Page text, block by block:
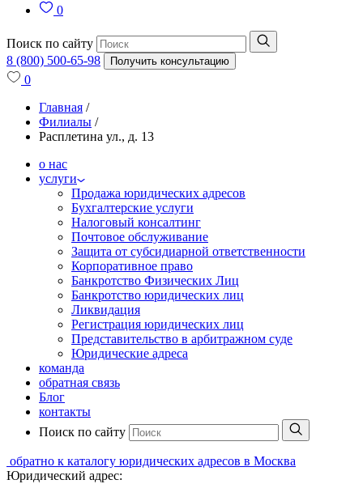
0
Поиск по сайту
8 (800) 500-65-98
Получить консультацию
0
Главная /
Филиалы /
Расплетина ул., д. 13
о нас
услуги
Продажа юридических адресов
Бухгалтерские услуги
Налоговый консалтинг
Почтовое обслуживание
Защита от субсидиарной ответственности
Корпоративное право
Банкротство Физических Лиц
Банкротство юридических лиц
Ликвидация
Регистрация юридических лиц
Представительство в арбитражном суде
Юридические адреса
команда
обратная связь
Блог
контакты
Поиск по сайту
обратно к каталогу юридических адресов в Москва
Юридический адрес: